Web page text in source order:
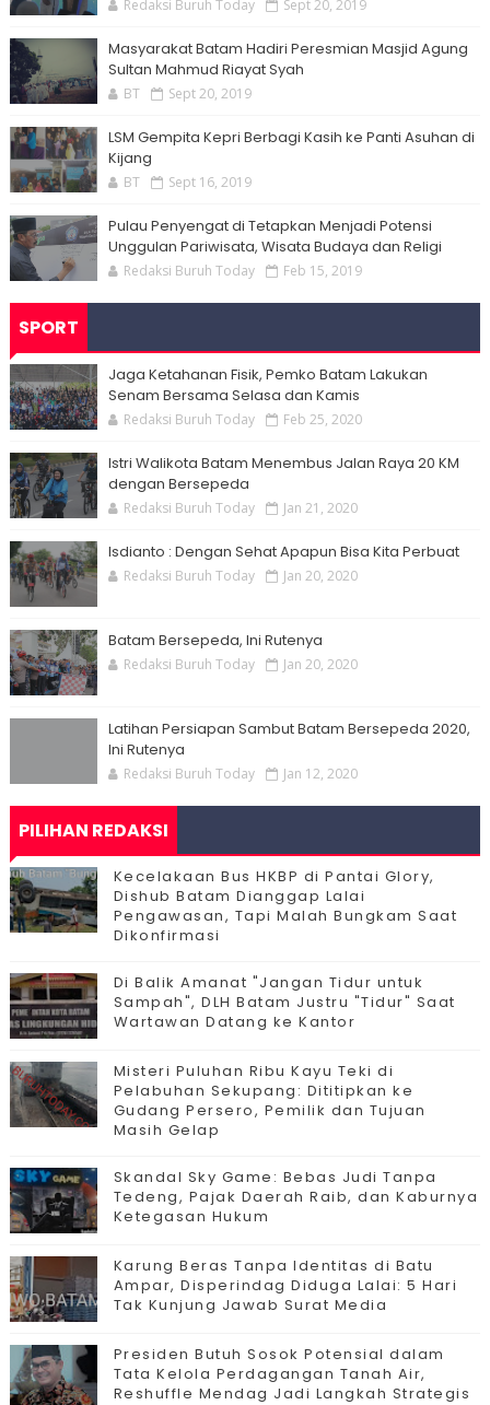
Redaksi Buruh Today Sept 20, 2019
Masyarakat Batam Hadiri Peresmian Masjid Agung
Sultan Mahmud Riayat Syah
BT Sept 20, 2019
LSM Gempita Kepri Berbagi Kasih ke Panti Asuhan di
Kijang
BT Sept 16, 2019
Pulau Penyengat di Tetapkan Menjadi Potensi
Unggulan Pariwisata, Wisata Budaya dan Religi
Redaksi Buruh Today Feb 15, 2019
SPORT
Jaga Ketahanan Fisik, Pemko Batam Lakukan
Senam Bersama Selasa dan Kamis
Redaksi Buruh Today Feb 25, 2020
Istri Walikota Batam Menembus Jalan Raya 20 KM
dengan Bersepeda
Redaksi Buruh Today Jan 21, 2020
Isdianto : Dengan Sehat Apapun Bisa Kita Perbuat
Redaksi Buruh Today Jan 20, 2020
Batam Bersepeda, Ini Rutenya
Redaksi Buruh Today Jan 20, 2020
Latihan Persiapan Sambut Batam Bersepeda 2020,
Ini Rutenya
Redaksi Buruh Today Jan 12, 2020
PILIHAN REDAKSI
Kecelakaan Bus HKBP di Pantai Glory,
Dishub Batam Dianggap Lalai
Pengawasan, Tapi Malah Bungkam Saat
Dikonfirmasi
Di Balik Amanat "Jangan Tidur untuk
Sampah", DLH Batam Justru "Tidur" Saat
Wartawan Datang ke Kantor
Misteri Puluhan Ribu Kayu Teki di
Pelabuhan Sekupang: Dititipkan ke
Gudang Persero, Pemilik dan Tujuan
Masih Gelap
Skandal Sky Game: Bebas Judi Tanpa
Tedeng, Pajak Daerah Raib, dan Kaburnya
Ketegasan Hukum
Karung Beras Tanpa Identitas di Batu
Ampar, Disperindag Diduga Lalai: 5 Hari
Tak Kunjung Jawab Surat Media
Presiden Butuh Sosok Potensial dalam
Tata Kelola Perdagangan Tanah Air,
Reshuffle Mendag Jadi Langkah Strategis